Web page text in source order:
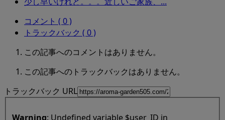
コメント ( 0 )
トラックバック ( 0 )
この記事へのコメントはありません。
この記事へのトラックバックはありません。
トラックバック URL
Warning : Undefined variable $user_ID in